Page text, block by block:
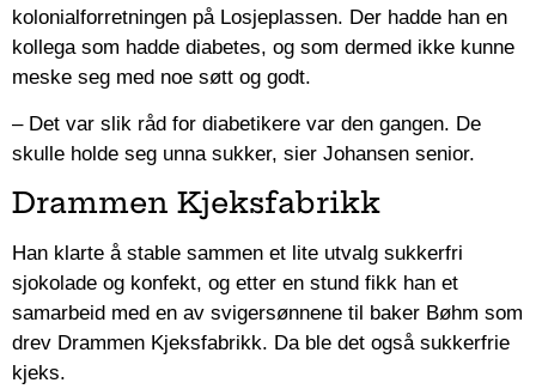
kolonialforretningen på Losjeplassen. Der hadde han en
kollega som hadde diabetes, og som dermed ikke kunne
meske seg med noe søtt og godt.
– Det var slik råd for diabetikere var den gangen. De
skulle holde seg unna sukker, sier Johansen senior.
Drammen Kjeksfabrikk
Han klarte å stable sammen et lite utvalg sukkerfri
sjokolade og konfekt, og etter en stund fikk han et
samarbeid med en av svigersønnene til baker Bøhm som
drev Drammen Kjeksfabrikk. Da ble det også sukkerfrie
kjeks.